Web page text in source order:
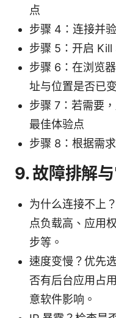
点
步骤 4：连接并
步骤 5：开启
步骤 6：在浏览
址与位置是否已
步骤 7：若需要
最佳体验点
步骤 8：根据需
9. 故障排解
为什么连接不上
点负载高、应用
步等。
速度变慢？优先
否有后台应用占
意软件影响。